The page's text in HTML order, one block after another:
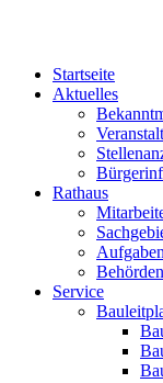
Startseite
Aktuelles
Rathaus
Aufgaben
Service